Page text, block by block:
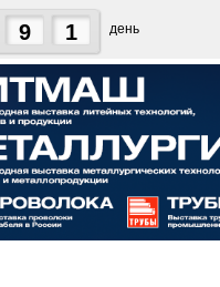
9 1 день